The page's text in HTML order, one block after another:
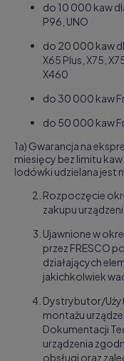
do 10 000 kaw
P96, UNO
do 20 000 kaw
X65 Plus, X75,
X460
do 30 000 kaw
do 50 000 kaw
1a) Gwarancja na
miesięcy bez limitu kaw.
lodówki udzielana jest
Rozpoczęcie
zakupu
Ujawnione w
przez FRESCO
działających
jakichkolwiek
Dystrybutor/
montażu
Dokumentacji
urządzenia
obsługi oraz